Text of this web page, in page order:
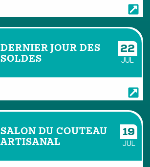
DERNIER JOUR DES
SOLDES
22
JUL
SALON DU COUTEAU
ARTISANAL
19
JUL